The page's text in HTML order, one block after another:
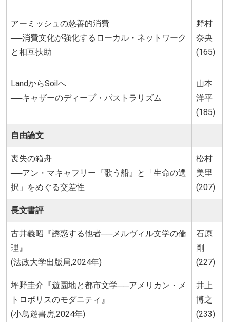
アーミッシュの慈善的消費
──消費文化が強化するローカル・ネットワーク
と相互扶助
野村
奈央
(165)
LandからSoilへ
──キャザーのディープ・パストラリズム
山本
洋平
(185)
自由論文
喪失の箱舟
──アン・マキャフリー『歌う船』と「生命の選
択」をめぐる交差性
松村
美里
(207)
長文書評
古井義昭『誘惑する他者──メルヴィル文学の倫
理』
(法政大学出版局,2024年)
石原
剛
(227)
坪野圭介『遊園地と都市文学──アメリカン・メ
トロポリスのモダニティ』
(小鳥遊書房,2024年)
井上
博之
(233)